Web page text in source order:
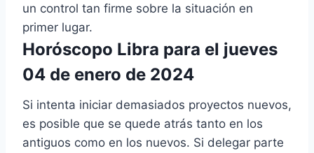
un control tan firme sobre la situación en
primer lugar.
Horóscopo Libra para el jueves
04 de enero de 2024
Si intenta iniciar demasiados proyectos nuevos,
es posible que se quede atrás tanto en los
antiguos como en los nuevos. Si delegar parte